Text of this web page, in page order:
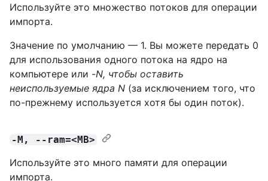
Используйте это множество потоков для операции
импорта.
Значение по умолчанию — 1. Вы можете передать 0
для использования одного потока на ядро на
компьютере или -N, чтобы оставить
неиспользуемые ядра N (за исключением того, что
по-прежнему используется хотя бы один поток).
-M, --ram=<MB>
Используйте это много памяти для операции
импорта.